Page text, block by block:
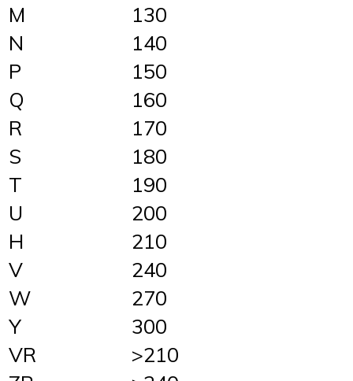
M
130
N
140
P
150
Q
160
R
170
S
180
T
190
U
200
H
210
V
240
W
270
Y
300
VR
>210